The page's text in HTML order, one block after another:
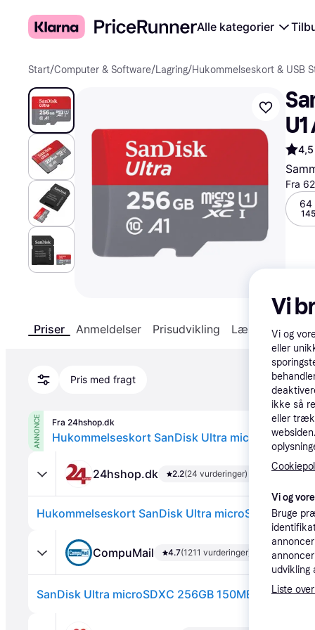
Alle kategorier
Start/Computer & Software/Lagring/Hukommelseskort & USB
4,5
Fra
64
Priser Anmeldelser Prisudvikling Læs om
Pris med fragt
ANNONCE Fra 24hshop.dk
Hukommelseskort SanDisk Ultra microSDXC -
24hshop.dk 2.2(24 vurderinger)
Hukommelseskort SanDisk Ultra microSDXC -
CompuMail 4.7(1211 vurderinger)
Vi
Vi og
eller
ikke så
eller
Vi og
Bruge
udvikling
Liste